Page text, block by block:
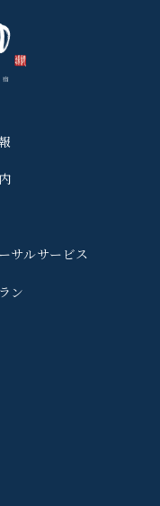
サルサービス
ン